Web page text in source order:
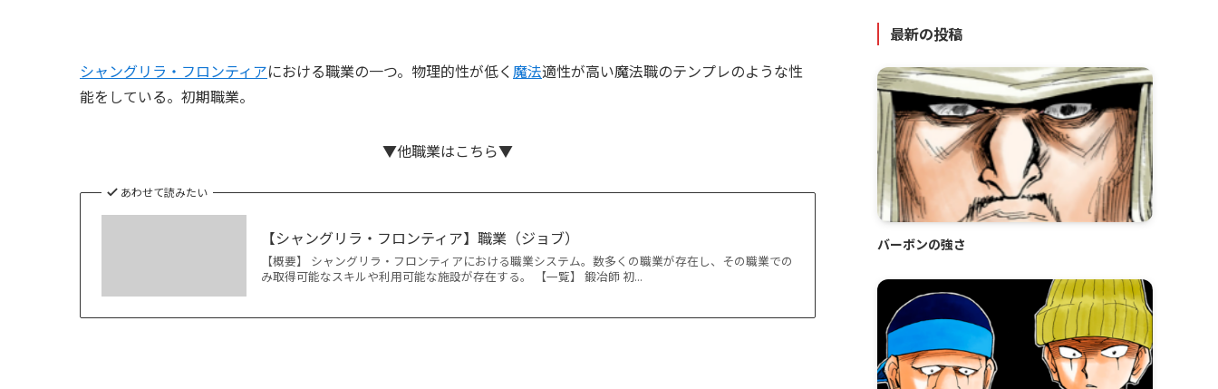
シャングリラ・フロンティアにおける職業の一つ。物理的性が低く魔法適性が高い魔法職のテンプレのような性
能をしている。初期職業。
▼他職業はこちら▼
あわせて読みたい
【シャングリラ・フロンティア】職業（ジョブ）
【概要】 シャングリラ・フロンティアにおける職業システム。数多くの職業が存在し、その職業での
み取得可能なスキルや利用可能な施設が存在する。 【一覧】 鍛冶師 初...
最新の投稿
バーボンの強さ